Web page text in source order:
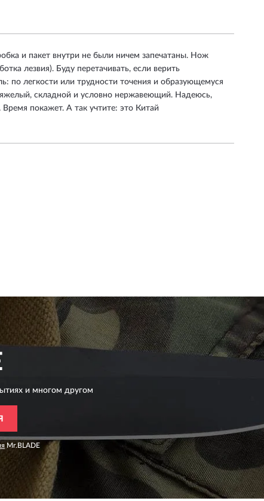
и пакет внутри не были ничем запечатаны. Нож
лезвия). Буду перетачивать, если верить
по легкости или трудности точения и образующемуся
складной и условно нержавеющий. Надеюсь,
покажет. А так учтите: это Китай
и многом другом
Mr.BLADE